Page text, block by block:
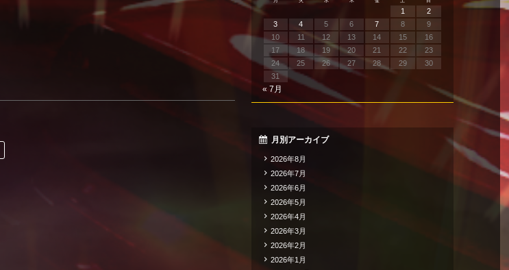
1
2
3
4 5 6 7 8
9
10
11 12 13 14 15
16
17
18 19 20 21 22
23
24
25 26 27 28 29
30
31
« 7月
月別アーカイブ
2026年8月
2026年7月
2026年6月
2026年5月
2026年4月
2026年3月
2026年2月
2026年1月